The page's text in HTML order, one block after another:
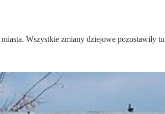
Wszystkie zmiany dziejowe pozostawiły